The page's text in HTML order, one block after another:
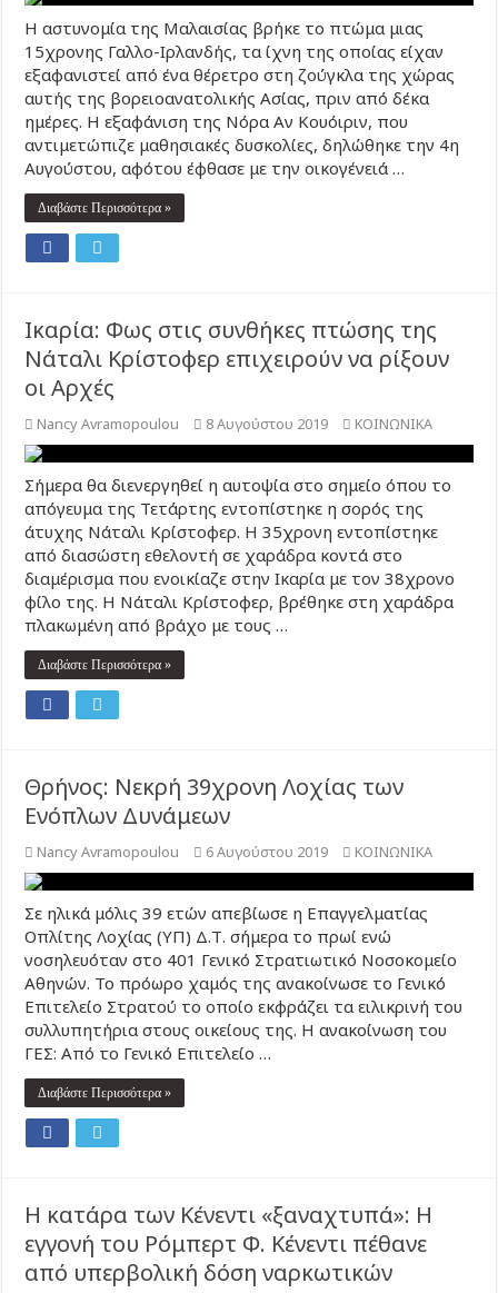
Η αστυνομία της Μαλαισίας βρήκε το πτώμα μιας
15χρονης Γαλλο-Ιρλανδής, τα ίχνη της οποίας είχαν
εξαφανιστεί από ένα θέρετρο στη ζούγκλα της χώρας
αυτής της βορειοανατολικής Ασίας, πριν από δέκα
ημέρες. Η εξαφάνιση της Νόρα Αν Κουόιριν, που
αντιμετώπιζε μαθησιακές δυσκολίες, δηλώθηκε την 4η
Αυγούστου, αφότου έφθασε με την οικογένειά …
Διαβάστε Περισσότερα »
Ικαρία: Φως στις συνθήκες πτώσης της
Νάταλι Κρίστοφερ επιχειρούν να ρίξουν
οι Αρχές
Nancy Avramopoulou 8 Αυγούστου 2019 ΚΟΙΝΩΝΙΚΑ
Σήμερα θα διενεργηθεί η αυτοψία στο σημείο όπου το
απόγευμα της Τετάρτης εντοπίστηκε η σορός της
άτυχης Νάταλι Κρίστοφερ. Η 35χρονη εντοπίστηκε
από διασώστη εθελοντή σε χαράδρα κοντά στο
διαμέρισμα που ενοικίαζε στην Ικαρία με τον 38χρονο
φίλο της. Η Νάταλι Κρίστοφερ, βρέθηκε στη χαράδρα
πλακωμένη από βράχο με τους …
Διαβάστε Περισσότερα »
Θρήνος: Νεκρή 39χρονη Λοχίας των
Ενόπλων Δυνάμεων
Nancy Avramopoulou 6 Αυγούστου 2019 ΚΟΙΝΩΝΙΚΑ
Σε ηλικά μόλις 39 ετών απεβίωσε η Επαγγελματίας
Οπλίτης Λοχίας (ΥΠ) Δ.Τ. σήμερα το πρωί ενώ
νοσηλευόταν στο 401 Γενικό Στρατιωτικό Νοσοκομείο
Αθηνών. Το πρόωρο χαμός της ανακοίνωσε το Γενικό
Επιτελείο Στρατού το οποίο εκφράζει τα ειλικρινή του
συλλυπητήρια στους οικείους της. Η ανακοίνωση του
ΓΕΣ: Από το Γενικό Επιτελείο …
Διαβάστε Περισσότερα »
H κατάρα των Κένεντι «ξαναχτυπά»: Η
εγγονή του Ρόμπερτ Φ. Κένεντι πέθανε
από υπερβολική δόση ναρκωτικών